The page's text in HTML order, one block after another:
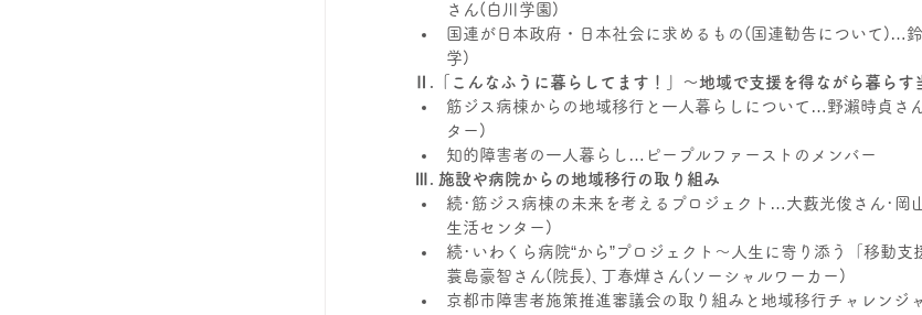
さん(白川学園)
国連が日本政府・日本社会に求めるもの(国連勧告について)…
学)
Ⅱ.「こんなふうに暮らしてます！」～地域で支援を得ながら暮らす
筋ジス病棟からの地域移行と一人暮らしについて…野瀨時貞さ
ター)
知的障害者の一人暮らし…ピープルファーストのメンバー
Ⅲ. 施設や病院からの地域移行の取り組み
続･筋ジス病棟の未来を考えるプロジェクト…大藪光俊さん･岡
生活センター)
続･いわくら病院“から”プロジェクト～人生に寄り添う「移動
蓑島豪智さん(院長)､丁春燁さん(ソーシャルワーカー)
京都市障害者施策推進審議会の取り組みと地域移行チャレンジ